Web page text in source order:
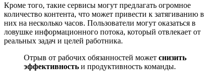
Кроме того, такие сервисы могут предлагать огромное
количество контента, что может привести к затягиванию в
них на несколько часов. Пользователи могут оказаться в
ловушке информационного потока, который отвлекает от
реальных задач и целей работника.
Отрыв от рабочих обязанностей может снизить
эффективность и продуктивность команды.